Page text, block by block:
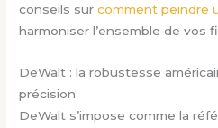
conseils surcomment peindre
harmoniser l’ensemble de vos
DeWalt : la robustesse
précision
DeWalt s’impose comme la